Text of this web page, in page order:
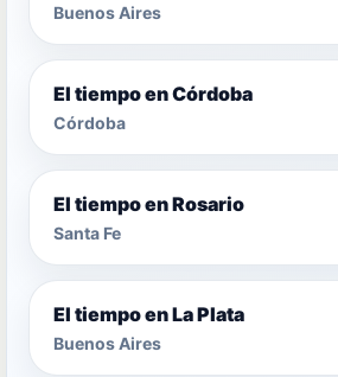
Buenos Aires
El tiempo en Córdoba
Córdoba
El tiempo en Rosario
Santa Fe
El tiempo en La Plata
Buenos Aires